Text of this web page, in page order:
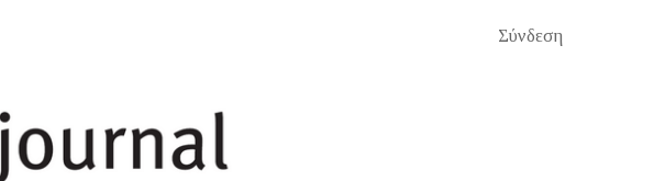
Σύνδεση